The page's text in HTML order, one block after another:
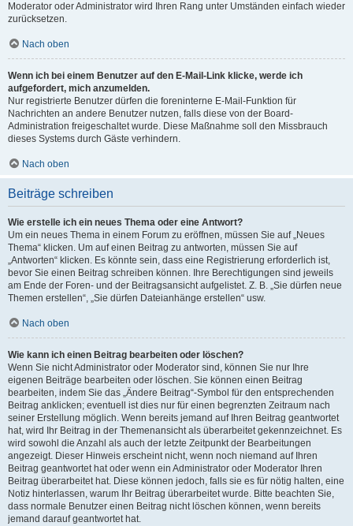
Moderator oder Administrator wird Ihren Rang unter Umständen einfach wieder
zurücksetzen.
Nach oben
Wenn ich bei einem Benutzer auf den E-Mail-Link klicke, werde ich
aufgefordert, mich anzumelden.
Nur registrierte Benutzer dürfen die foreninterne E-Mail-Funktion für
Nachrichten an andere Benutzer nutzen, falls diese von der Board-
Administration freigeschaltet wurde. Diese Maßnahme soll den Missbrauch
dieses Systems durch Gäste verhindern.
Nach oben
Beiträge schreiben
Wie erstelle ich ein neues Thema oder eine Antwort?
Um ein neues Thema in einem Forum zu eröffnen, müssen Sie auf „Neues
Thema“ klicken. Um auf einen Beitrag zu antworten, müssen Sie auf
„Antworten“ klicken. Es könnte sein, dass eine Registrierung erforderlich ist,
bevor Sie einen Beitrag schreiben können. Ihre Berechtigungen sind jeweils
am Ende der Foren- und der Beitragsansicht aufgelistet. Z. B. „Sie dürfen neue
Themen erstellen“, „Sie dürfen Dateianhänge erstellen“ usw.
Nach oben
Wie kann ich einen Beitrag bearbeiten oder löschen?
Wenn Sie nicht Administrator oder Moderator sind, können Sie nur Ihre
eigenen Beiträge bearbeiten oder löschen. Sie können einen Beitrag
bearbeiten, indem Sie das „Ändere Beitrag“-Symbol für den entsprechenden
Beitrag anklicken; eventuell ist dies nur für einen begrenzten Zeitraum nach
seiner Erstellung möglich. Wenn bereits jemand auf Ihren Beitrag geantwortet
hat, wird Ihr Beitrag in der Themenansicht als überarbeitet gekennzeichnet. Es
wird sowohl die Anzahl als auch der letzte Zeitpunkt der Bearbeitungen
angezeigt. Dieser Hinweis erscheint nicht, wenn noch niemand auf Ihren
Beitrag geantwortet hat oder wenn ein Administrator oder Moderator Ihren
Beitrag überarbeitet hat. Diese können jedoch, falls sie es für nötig halten, eine
Notiz hinterlassen, warum Ihr Beitrag überarbeitet wurde. Bitte beachten Sie,
dass normale Benutzer einen Beitrag nicht löschen können, wenn bereits
jemand darauf geantwortet hat.